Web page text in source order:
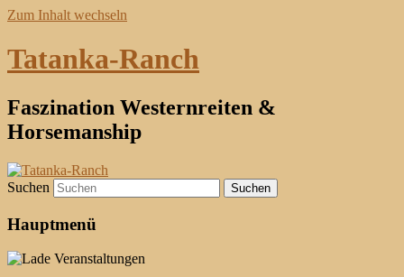
Zum Inhalt wechseln
Tatanka-Ranch
Faszination Westernreiten &
Horsemanship
Suchen
Hauptmenü